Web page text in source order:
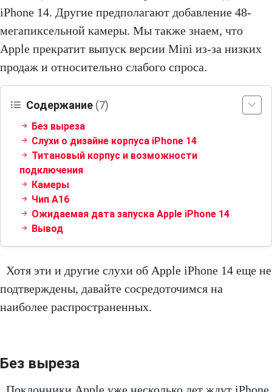
iPhone 14. Другие предполагают добавление 48-
мегапиксельной камеры. Мы также знаем, что
Apple прекратит выпуск версии Mini из-за низких
продаж и относительно слабого спроса.
Содержание (7)
Без выреза
Слухи о дизайне корпуса iPhone 14
Титановый корпус и возможности
подключения
Камеры
Чип А16
Ожидаемая дата запуска Apple iPhone 14
Вывод
Хотя эти и другие слухи об Apple iPhone 14 еще не
подтверждены, давайте сосредоточимся на
наиболее распространенных.
Без выреза